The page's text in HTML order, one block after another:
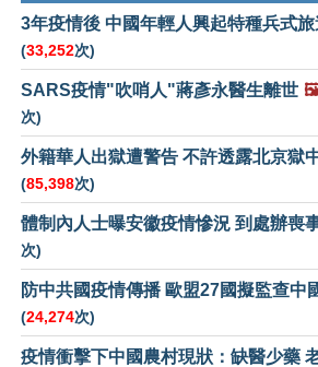
3年疫情後 中國年輕人興起特種兵式旅
(33,252次)
SARS疫情"吹哨人"蔣彥永醫生離世
次)
外籍華人出獄遭警告 不許透露北京獄
(85,398次)
體制內人士曝安徽疫情慘況 到處辦喪
次)
防中共國疫情傳播 歐盟27國擬監查中
(24,274次)
疫情衝擊下中國農村現狀：缺醫少藥